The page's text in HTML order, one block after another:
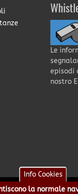
Le
nostro
Info Cookies
la normale